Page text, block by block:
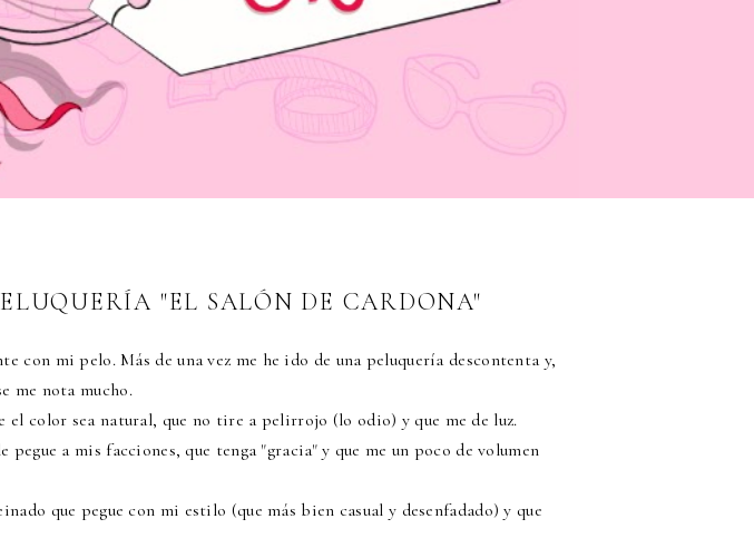
"EL SALÓN DE CARDONA"
con mi pelo. Más de una vez me he ido de una peluquería descontenta y,
me nota mucho.
el color sea natural, que no tire a pelirrojo (lo odio) y que me de luz.
a mis facciones, que tenga "gracia" y que me un poco de volumen
que pegue con mi estilo (que más bien casual y desenfadado) y que